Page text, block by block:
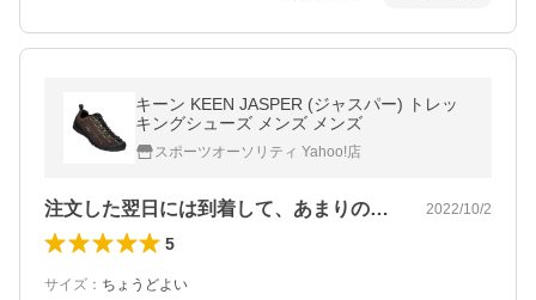
キーン KEEN JASPER (ジャスパー) トレッ
キングシューズ メンズ メンズ
スポーツオーソリティ Yahoo!店
注文した翌日には到着して、あまりの速さ… 2022/10/2
5
サイズ ： ちょうどよい